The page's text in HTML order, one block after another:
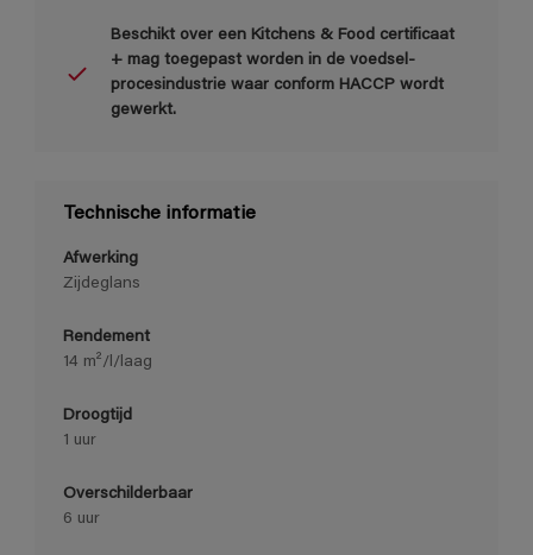
Beschikt over een Kitchens & Food certificaat
+ mag toegepast worden in de voedsel-
procesindustrie waar conform HACCP wordt
gewerkt.
Technische informatie
Afwerking
Zijdeglans
Rendement
14 m²/l/laag
Droogtijd
1 uur
Overschilderbaar
6 uur